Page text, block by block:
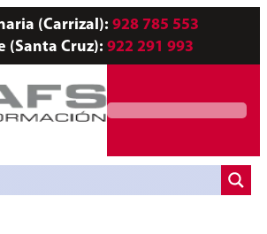
(Carrizal): 928 785 553
(Santa Cruz): 922 291 993